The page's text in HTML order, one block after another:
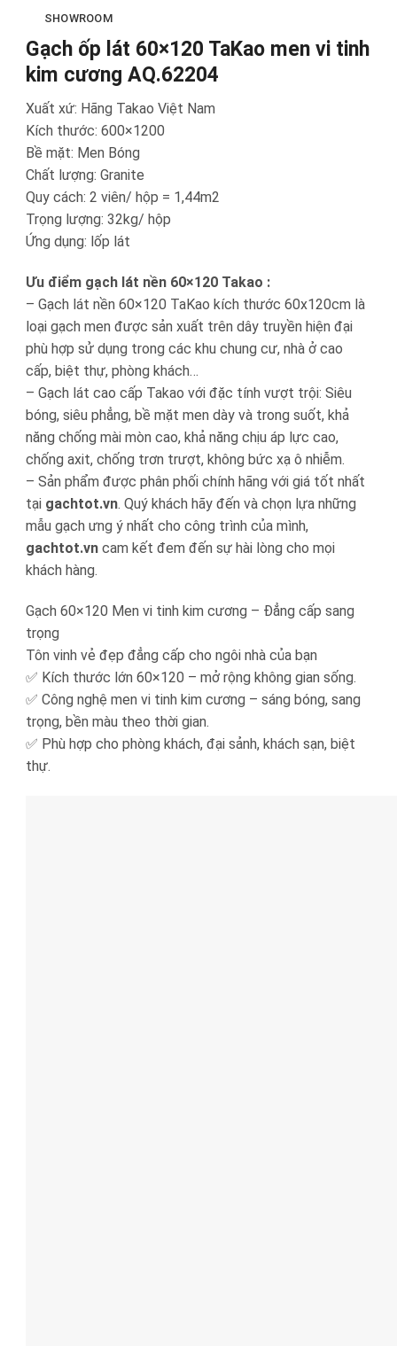
SHOWROOM
Gạch ốp lát 60×120 TaKao men vi tinh
kim cương AQ.62204
Xuất xứ: Hãng Takao Việt Nam
Kích thước: 600×1200
Bề mặt: Men Bóng
Chất lượng: Granite
Quy cách: 2 viên/ hộp = 1,44m2
Trọng lượng: 32kg/ hộp
Ứng dụng: lốp lát
Ưu điểm gạch lát nền 60×120 Takao :
– Gạch lát nền 60×120 TaKao kích thước 60x120cm là
loại gạch men được sản xuất trên dây truyền hiện đại
phù hợp sử dụng trong các khu chung cư, nhà ở cao
cấp, biệt thự, phòng khách…
– Gạch lát cao cấp Takao với đặc tính vượt trội: Siêu
bóng, siêu phẳng, bề mặt men dày và trong suốt, khả
năng chống mài mòn cao, khả năng chịu áp lực cao,
chống axit, chống trơn trượt, không bức xạ ô nhiễm.
– Sản phẩm được phân phối chính hãng với giá tốt nhất
tại gachtot.vn. Quý khách hãy đến và chọn lựa những
mẫu gạch ưng ý nhất cho công trình của mình,
gachtot.vn cam kết đem đến sự hài lòng cho mọi
khách hàng.
Gạch 60×120 Men vi tinh kim cương – Đẳng cấp sang
trọng
Tôn vinh vẻ đẹp đẳng cấp cho ngôi nhà của bạn
✅ Kích thước lớn 60×120 – mở rộng không gian sống.
✅ Công nghệ men vi tinh kim cương – sáng bóng, sang
trọng, bền màu theo thời gian.
✅ Phù hợp cho phòng khách, đại sảnh, khách sạn, biệt
thự.